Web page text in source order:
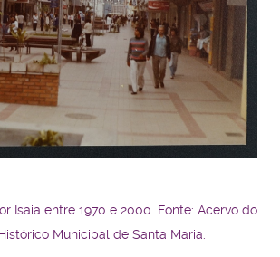
Isaia entre 1970 e 2000. Fonte: Acervo do
Municipal de Santa Maria.